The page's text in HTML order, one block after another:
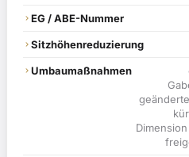
EG / ABE-Nummer
Sitzhöhenreduzierung
Umbaumaßnahmen